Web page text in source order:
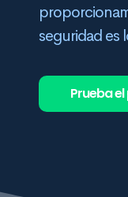
seguridad es
Prueba el